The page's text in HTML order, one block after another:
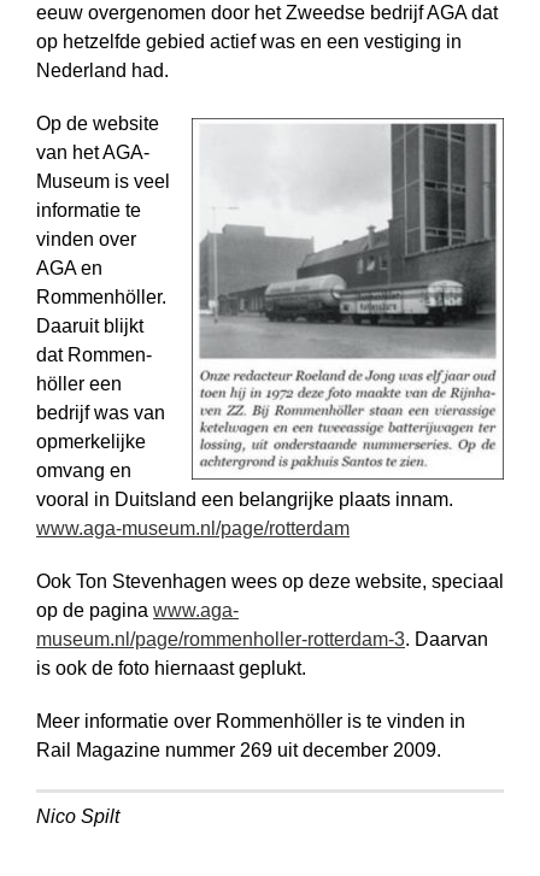
eeuw overgenomen door het Zweedse bedrijf AGA dat
op hetzelfde gebied actief was en een vestiging in
Nederland had.
Op de website
van het AGA-
Museum is veel
informatie te
vinden over
AGA en
Rommen­höller.
Daaruit blijkt
dat Rommen­
höller een
bedrijf was van
opmerkelijke
omvang en
vooral in Duitsland een belangrijke plaats innam.
www.aga-museum.nl/page/rotterdam
Ook Ton Stevenhagen wees op deze website, speciaal
op de pagina www.aga-
museum.nl/page/rommenholler-rotterdam-3. Daarvan
is ook de foto hiernaast geplukt.
Meer informatie over Rommenhöller is te vinden in
Rail Magazine nummer 269 uit december 2009.
Nico Spilt